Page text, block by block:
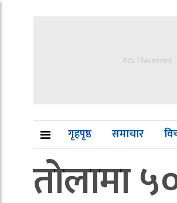
Ads Placement
गृहपृष्ठ समाचार
तोलामा